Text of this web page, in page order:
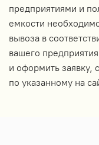
предприятиями и
емкости
вывоза в
вашего
и оформить
по указанному на